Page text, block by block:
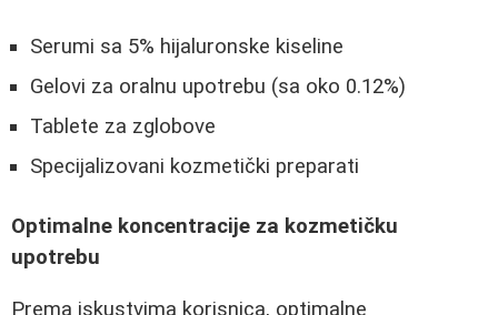
Serumi sa 5% hijaluronske kiseline
Gelovi za oralnu upotrebu (sa oko 0.12%)
Tablete za zglobove
Specijalizovani kozmetički preparati
Optimalne koncentracije za kozmetičku
upotrebu
Prema iskustvima korisnica, optimalne